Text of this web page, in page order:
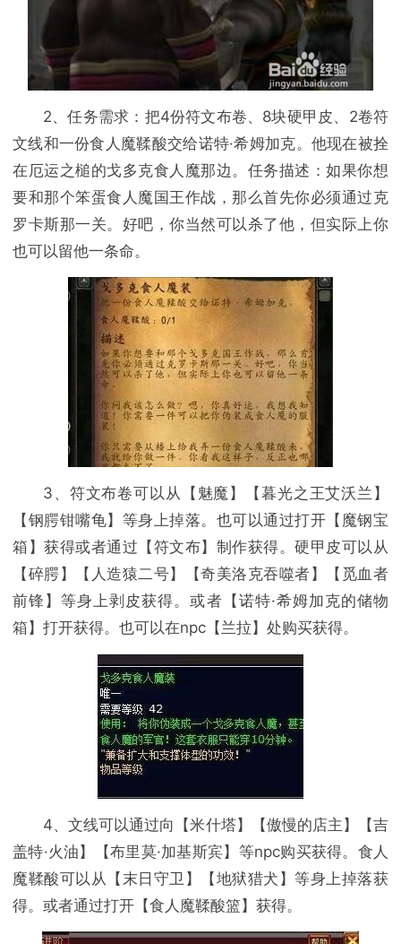
2、任务需求：把4份符文布卷、8块硬甲皮、2卷符
文线和一份食人魔鞣酸交给诺特·希姆加克。他现在被拴
在厄运之槌的戈多克食人魔那边。任务描述：如果你想
要和那个笨蛋食人魔国王作战，那么首先你必须通过克
罗卡斯那一关。好吧，你当然可以杀了他，但实际上你
也可以留他一条命。
3、符文布卷可以从【魅魔】【暮光之王艾沃兰】
【钢腭钳嘴龟】等身上掉落。也可以通过打开【魔钢宝
箱】获得或者通过【符文布】制作获得。硬甲皮可以从
【碎腭】【人造猿二号】【奇美洛克吞噬者】【觅血者
前锋】等身上剥皮获得。或者【诺特·希姆加克的储物
箱】打开获得。也可以在npc【兰拉】处购买获得。
4、文线可以通过向【米什塔】【傲慢的店主】【吉
盖特·火油】【布里莫·加基斯宾】等npc购买获得。食人
魔鞣酸可以从【末日守卫】【地狱猎犬】等身上掉落获
得。或者通过打开【食人魔鞣酸篮】获得。